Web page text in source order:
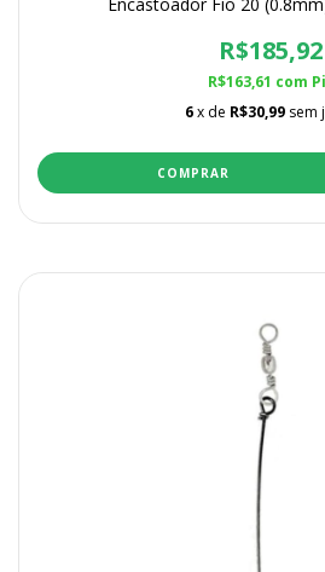
R$185,92
R$163,61 com
6x de R$30,99 sem
COMPRAR